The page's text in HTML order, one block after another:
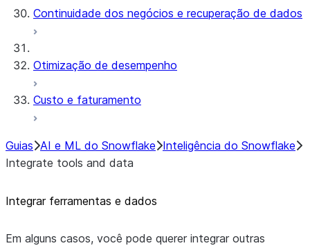
Continuidade dos negócios e recuperação de dados
Otimização de desempenho
Custo e faturamento
Guias AI e ML do Snowflake Inteligência do Snowflake
Integrate tools and data
Integrar ferramentas e dados
Em alguns casos, você pode querer integrar outras